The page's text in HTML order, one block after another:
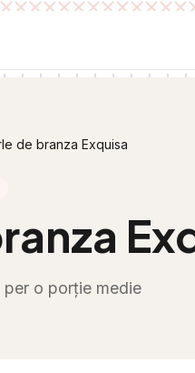
de branza Exquisa
per o porție medie